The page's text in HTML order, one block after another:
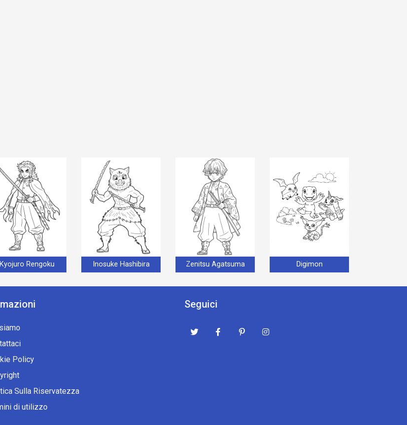
Kyojuro Rengoku Inosuke Hashibira Zenitsu Agatsuma Digimon
Policy
Sulla Riservatezza
di utilizzo
Seguici